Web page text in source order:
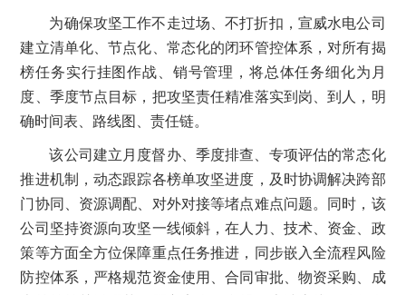
为确保攻坚工作不走过场、不打折扣，宣威水电公司
建立清单化、节点化、常态化的闭环管控体系，对所有揭
榜任务实行挂图作战、销号管理，将总体任务细化为月
度、季度节点目标，把攻坚责任精准落实到岗、到人，明
确时间表、路线图、责任链。
该公司建立月度督办、季度排查、专项评估的常态化
推进机制，动态跟踪各榜单攻坚进度，及时协调解决跨部
门协同、资源调配、对外对接等堵点难点问题。同时，该
公司坚持资源向攻坚一线倾斜，在人力、技术、资金、政
策等方面全方位保障重点任务推进，同步嵌入全流程风险
防控体系，严格规范资金使用、合同审批、物资采购、成